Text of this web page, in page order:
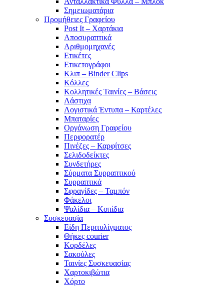
Σημειωματάρια
Προμήθειες Γραφείου
Post It – Χαρτάκια
Αποσυραπτικά
Αριθμομηχανές
Ετικέτες
Ετικετογράφοι
Κλιπ – Binder Clips
Κόλλες
Κολλητικές Ταινίες – Βάσεις
Λάστιχα
Λογιστικά Έντυπα – Καρτέλες
Μπαταρίες
Οργάνωση Γραφείου
Περφορατέρ
Πινέζες – Καρφίτσες
Σελιδοδείκτες
Συνδετήρες
Σύρματα Συρραπτικού
Συρραπτικά
Σφραγίδες – Ταμπόν
Φάκελοι
Ψαλίδια – Κοπίδια
Συσκευασία
Είδη Περιτυλίγματος
Θήκες courier
Κορδέλες
Σακούλες
Ταινίες Συσκευασίας
Χαρτοκιβώτια
Χόρτο